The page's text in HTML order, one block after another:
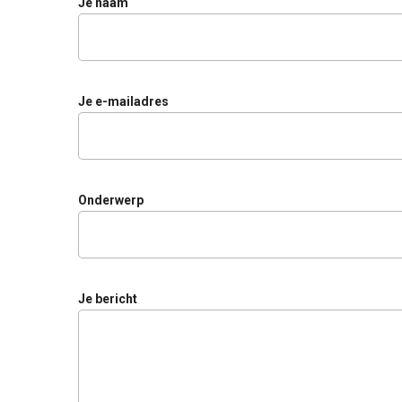
Je e-mailadres
Onderwerp
Je bericht